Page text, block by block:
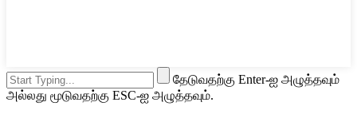
தேடுவதற்கு Enter-ஐ அழுத்தவும்
அல்லது மூடுவதற்கு ESC-ஐ அழுத்தவும்.